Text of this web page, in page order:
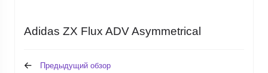
Adidas ZX Flux ADV Asymmetrical
Предыдущий обзор